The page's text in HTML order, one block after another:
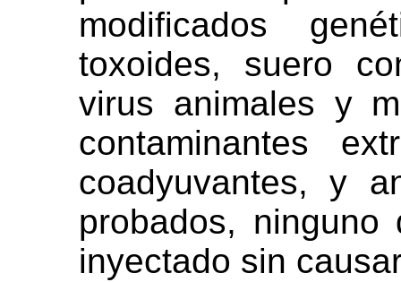
modificados
toxoides, suero
virus animales y
contaminantes
coadyuvantes, y
probados,
inyectado sin